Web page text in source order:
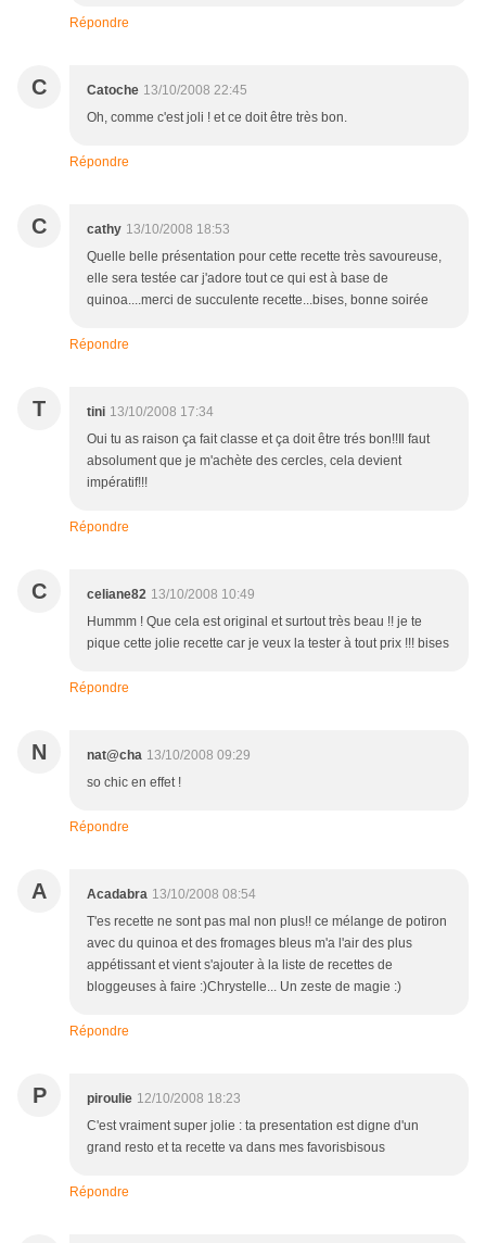
Répondre
C Catoche 13/10/2008 22:45
Oh, comme c'est joli ! et ce doit être très bon.
Répondre
C cathy 13/10/2008 18:53
Quelle belle présentation pour cette recette très savoureuse,
elle sera testée car j'adore tout ce qui est à base de
quinoa....merci de succulente recette...bises, bonne soirée
Répondre
T tini 13/10/2008 17:34
Oui tu as raison ça fait classe et ça doit être trés bon!!Il faut
absolument que je m'achète des cercles, cela devient
impératif!!!
Répondre
C celiane82 13/10/2008 10:49
Hummm ! Que cela est original et surtout très beau !! je te
pique cette jolie recette car je veux la tester à tout prix !!! bises
Répondre
N nat@cha 13/10/2008 09:29
so chic en effet !
Répondre
A Acadabra 13/10/2008 08:54
T'es recette ne sont pas mal non plus!! ce mélange de potiron
avec du quinoa et des fromages bleus m'a l'air des plus
appétissant et vient s'ajouter à la liste de recettes de
bloggeuses à faire :)Chrystelle... Un zeste de magie :)
Répondre
P piroulie 12/10/2008 18:23
C'est vraiment super jolie : ta presentation est digne d'un
grand resto et ta recette va dans mes favorisbisous
Répondre